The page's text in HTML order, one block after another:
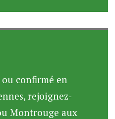
confirmé en
rejoignez-
Montrouge aux